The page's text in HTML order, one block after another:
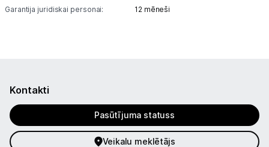
Informācija
Garantija juridiskai personai: 12 mēneši
Kontakti
Pasūtījuma statuss
Veikalu meklētājs